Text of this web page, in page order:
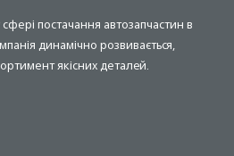
постачання автозапчастин в
динамічно розвивається,
якісних деталей.